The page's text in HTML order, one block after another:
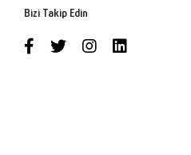
Bizi Takip Edin